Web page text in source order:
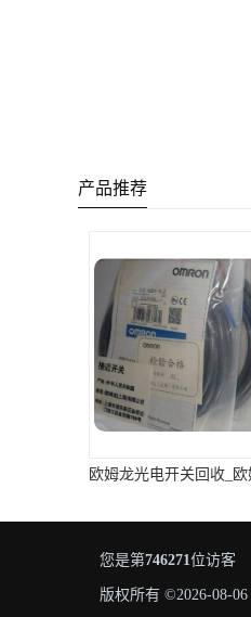
产品推荐
您是第746271位访客
版权所有 ©2026-08-06